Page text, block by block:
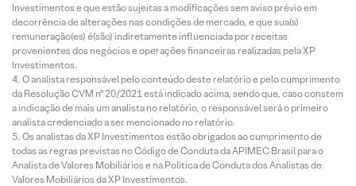
Investimentos e que estão sujeitas a modificações sem aviso prévio em
decorrência de alterações nas condições de mercado, e que sua(s)
remuneração(es) é(são) indiretamente influenciada por receitas
provenientes dos negócios e operações financeiras realizadas pela XP
Investimentos.
O analista responsável pelo conteúdo deste relatório e pelo cumprimento
da Resolução CVM nº 20/2021 está indicado acima, sendo que, caso constem
a indicação de mais um analista no relatório, o responsável será o primeiro
analista credenciado a ser mencionado no relatório.
Os analistas da XP Investimentos estão obrigados ao cumprimento de
todas as regras previstas no Código de Conduta da APIMEC Brasil para o
Analista de Valores Mobiliários e na Política de Conduta dos Analistas de
Valores Mobiliários da XP Investimentos.